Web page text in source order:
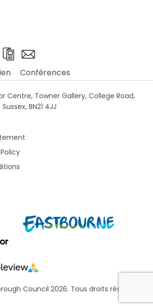
Conférences
Centre, Towner Gallery, College Road,
BN21 4JJ
Council 2026. Tous droits réservés